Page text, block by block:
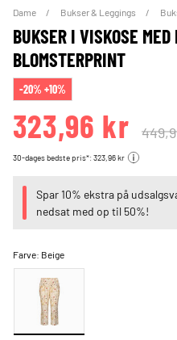
Dame Bukser & Leggings
BUKSER I VISKOSE
BLOMSTERPRINT
-20% +10%
323,96 kr
30-dages bedste pris*: 323,96 kr
Spar 10% ekstra på
nedsat med op til 50%!
Farve: Beige